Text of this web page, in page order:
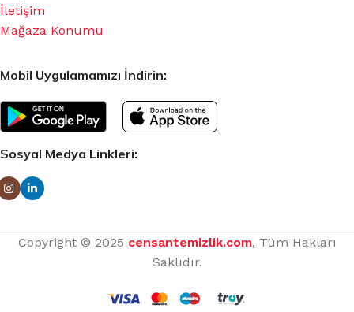
İletişim
Mağaza Konumu
Mobil Uygulamamızı İndirin:
Sosyal Medya Linkleri:
Copyright © 2025 censantemizlik.com, Tüm Hakları
Saklıdır.